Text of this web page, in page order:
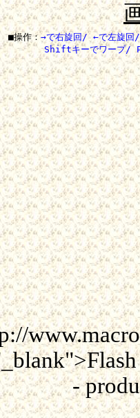
■操作： →で右旋回/ ←で左旋回
Shiftキーでワープ/ Pキ
-